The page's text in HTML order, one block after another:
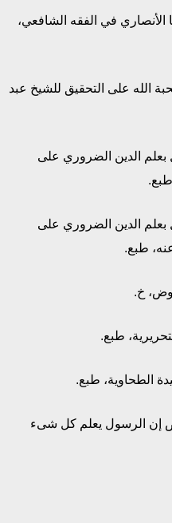
الأنصاري في الفقه الشافعي،
الله على التحقيق للشيخ عبد
بعلم الدين الضروري على
بعلم الدين الضروري على
طبع.
إن الرسول يعلم كل شىء